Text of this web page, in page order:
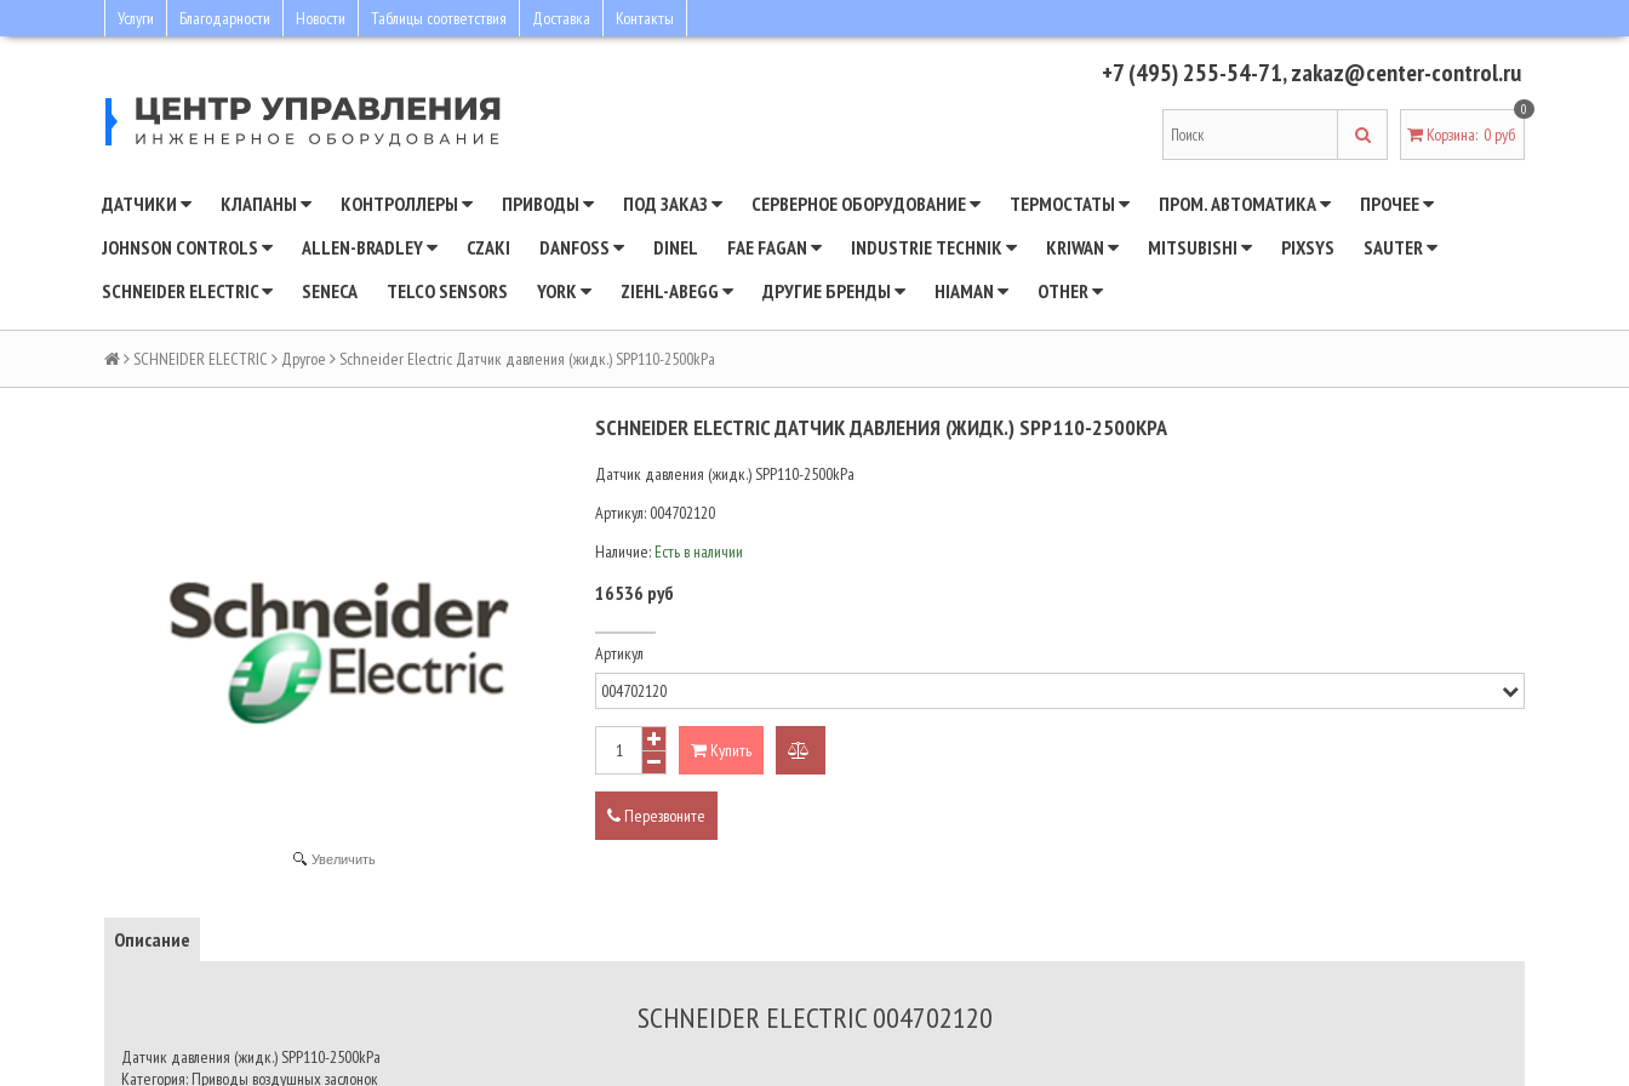
Услуги Благодарности Новости Таблицы соответствия Доставка Контакты
+7 (495) 255-54-71,zakaz@center-control.ru
Корзина:
0
0 руб
ДАТЧИКИ КЛАПАНЫ КОНТРОЛЛЕРЫ ПРИВОДЫ ПОД ЗАКАЗ СЕРВЕРНОЕ ОБОРУДОВАНИЕ ТЕРМОСТАТЫ ПРОМ. АВТОМАТИКА
ПРОЧЕЕ
JOHNSON CONTROLS
ALLEN-BRADLEY CZAKI DANFOSS DINEL FAE FAGAN INDUSTRIE TECHNIK KRIWAN MITSUBISHI PIXSYS
SAUTER
SCHNEIDER ELECTRIC
SENECA TELCO SENSORS YORK ZIEHL-ABEGG ДРУГИЕ БРЕНДЫ HIAMAN OTHER
SCHNEIDER ELECTRIC Другое Schneider Electric Датчик давления (жидк.) SPP110-2500kPa
Увеличить
SCHNEIDER ELECTRIC ДАТЧИК ДАВЛЕНИЯ (ЖИДК.) SPP110-2500KPA
Датчик давления (жидк.) SPP110-2500kPa
Артикул: 004702120
Наличие: Есть в наличии
16536 руб
Артикул
Купить
Перезвоните
Описание
SCHNEIDER ELECTRIC 004702120
Датчик давления (жидк.) SPP110-2500kPa
Категория: Приводы воздушных заслонок